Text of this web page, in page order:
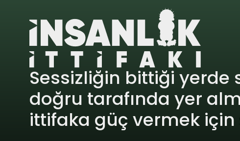
Sessizliğin bittiği yerde
doğru tarafında yer
ittifaka güç vermek